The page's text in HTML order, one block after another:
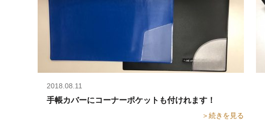
2018.08.11
手帳カバーにコーナーポケットも付けれます！
＞続きを見る